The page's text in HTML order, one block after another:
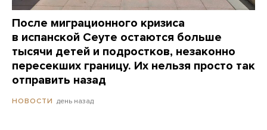
После миграционного кризиса
в испанской Сеуте остаются больше
тысячи детей и подростков, незаконно
пересекших границу. Их нельзя просто так
отправить назад
НОВОСТИ день назад